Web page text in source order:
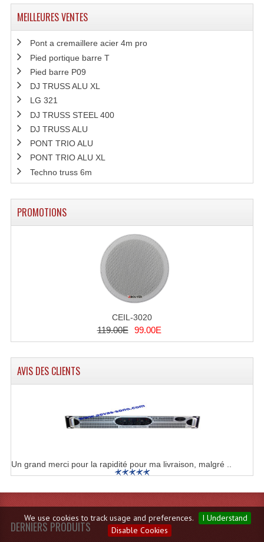
We use cookies to track usage and preferences.
I Understand
Disable Cookies
MEILLEURES VENTES
Pont a cremaillere acier 4m pro
Pied portique barre T
Pied barre P09
DJ TRUSS ALU XL
LG 321
DJ TRUSS STEEL 400
DJ TRUSS ALU
PONT TRIO ALU
PONT TRIO ALU XL
Techno truss 6m
PROMOTIONS
CEIL-3020
119.00E 99.00E
AVIS DES CLIENTS
Un grand merci pour la rapidité pour ma livraison, malgré ..
DERNIERS PRODUITS